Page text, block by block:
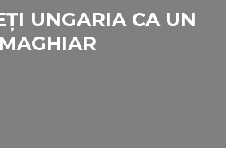
UNGARIA CA UN
MAGHIAR